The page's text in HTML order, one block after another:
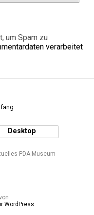
um Spam zu
verarbeitet
Desktop
PDA-Museum
WordPress